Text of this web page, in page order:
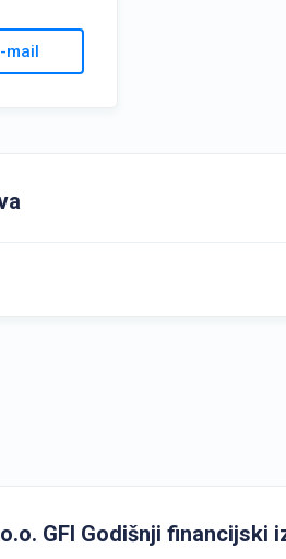
mail
GFI Godišnji financijski